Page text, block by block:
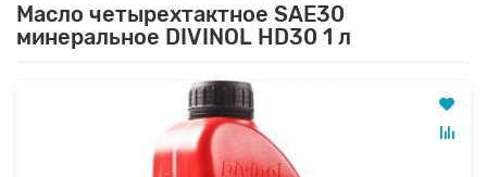
Масло четырехтактное SAE30
минеральное DIVINOL HD30 1 л